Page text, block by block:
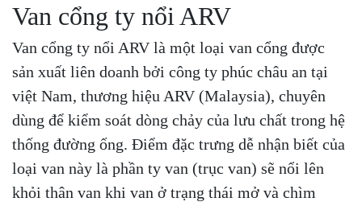
Van cổng ty nổi ARV
Van cổng ty nổi ARV là một loại van cổng được
sản xuất liên doanh bởi công ty phúc châu an tại
việt Nam, thương hiệu ARV (Malaysia), chuyên
dùng để kiểm soát dòng chảy của lưu chất trong hệ
thống đường ống. Điểm đặc trưng dễ nhận biết của
loại van này là phần ty van (trục van) sẽ nổi lên
khỏi thân van khi van ở trạng thái mở và chìm